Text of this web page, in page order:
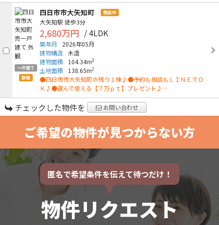
一戸建て
新築
四日市市大矢知町 商談中
大矢知駅 徒歩3分
2,680万円 / 4LDK
築年月
2026年05月
建物構造 木造
建物面積
104.34m2
土地面積 138.65m2
●四日市市大矢知町の残り１棟♪●予約も相談もＬＩＮＥでＯ
Ｋ♪●選んで使える【７万ｐｔ】プレゼント♪…
チェックした物件を お問い合わせ
ご希望の物件が見つからない方
匿名で希望条件を伝えて待つだけ！
物件リクエスト